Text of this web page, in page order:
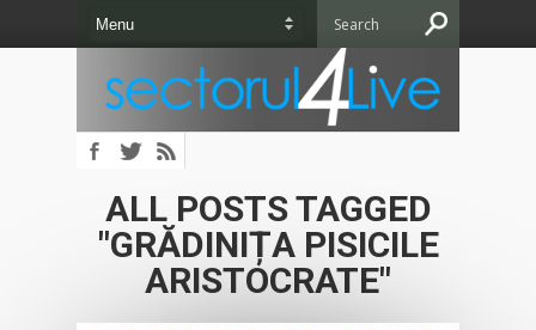
ALL POSTS TAGGED
"GRĂDINIȚA PISICILE
ARISTOCRATE"